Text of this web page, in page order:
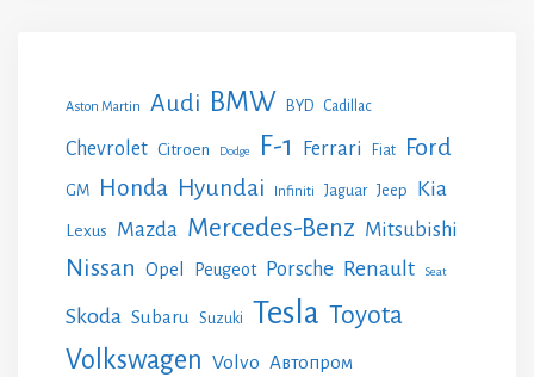
Aston Martin Audi BMW BYD Cadillac
Chevrolet Citroen Dodge F-1 Ferrari Fiat Ford
GM Honda Hyundai Infiniti Jaguar Jeep Kia
Lexus Mazda Mercedes-Benz Mitsubishi
Nissan Opel Peugeot Porsche Renault Seat
Skoda Subaru Suzuki Tesla Toyota
Volkswagen Volvo Автопром